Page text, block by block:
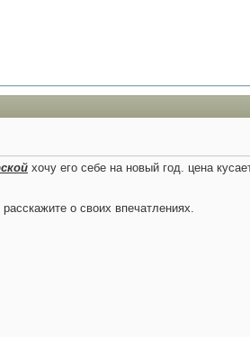
хочу его себе на новый год. цена
о своих впечатлениях.